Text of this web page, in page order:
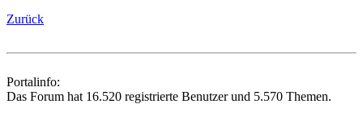
Zurück
Portalinfo:
Das Forum hat 16.520 registrierte Benutzer und 5.570 Themen.